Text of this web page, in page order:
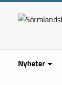
Nyheter